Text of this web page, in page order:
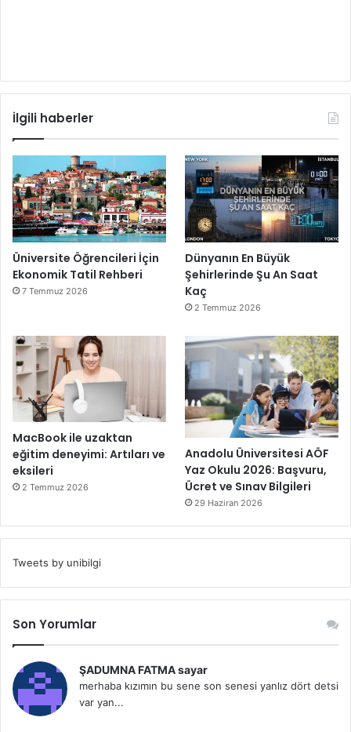
İlgili haberler
Üniversite Öğrencileri İçin
Ekonomik Tatil Rehberi
7 Temmuz 2026
Dünyanın En Büyük
Şehirlerinde Şu An Saat
Kaç
2 Temmuz 2026
MacBook ile uzaktan
eğitim deneyimi: Artıları ve
eksileri
2 Temmuz 2026
Anadolu Üniversitesi AÖF
Yaz Okulu 2026: Başvuru,
Ücret ve Sınav Bilgileri
29 Haziran 2026
Tweets by unibilgi
Son Yorumlar
ŞADUMNA FATMA sayar
merhaba kızımın bu sene son senesi yanlız dört detsi
var yan...